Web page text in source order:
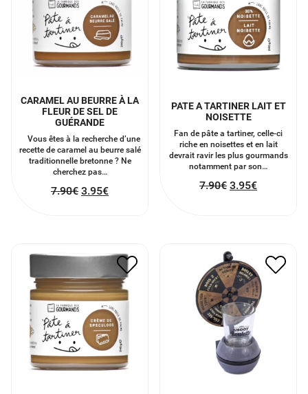
CARAMEL AU BEURRE À LA
FLEUR DE SEL DE
GUÉRANDE
Vous êtes à la recherche d’une
recette de caramel au beurre salé
traditionnelle bretonne ? Ne
cherchez pas…
7.90€ 3.95€
PATE A TARTINER LAIT ET
NOISETTE
Fan de pâte a tartiner, celle-ci
riche en noisettes et en lait
devrait ravir les plus gourmands
notamment par son…
7.90€ 3.95€
7.90€ 3.95€
11.00€